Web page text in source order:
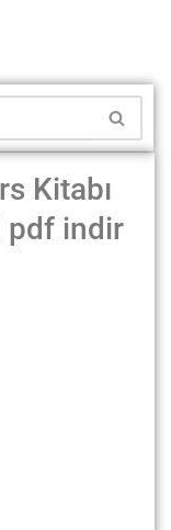
Kitabı
pdf indir